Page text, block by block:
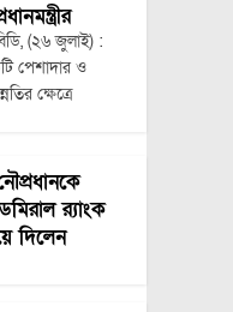
(২৬ জুলাই) :
পেশাদার ও
ক্ষেত্রে
র‍্যাংক
দিলেন